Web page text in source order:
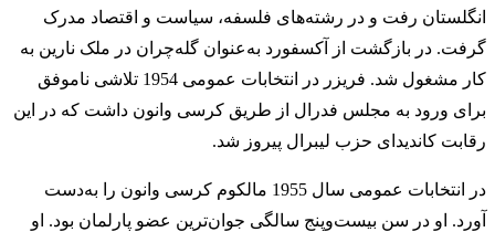
انگلستان رفت و در رشته‌های فلسفه، سیاست و اقتصاد مدرک
گرفت. در بازگشت از آکسفورد به‌عنوان گله‌چران در ملک نارین به
کار مشغول شد. فریزر در انتخابات عمومی 1954 تلاشی ناموفق
برای ورود به مجلس فدرال از طریق کرسی وانون داشت که در این
رقابت کاندیدای حزب لیبرال پیروز شد.
در انتخابات عمومی سال 1955 مالکوم کرسی وانون را به‌دست
آورد. او در سن بیست‌وپنج سالگی جوان‌ترین عضو پارلمان بود. او